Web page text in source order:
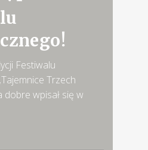
Festiwalu
Trzech
dobre wpisał się w